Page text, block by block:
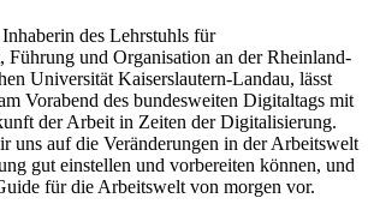
des Lehrstuhls für
Führung und Organisation an der Rheinland-
Universität Kaiserslautern-Landau, lässt
Vorabend des bundesweiten Digitaltags mit
der Arbeit in Zeiten der Digitalisierung.
uns auf die Veränderungen in der Arbeitswelt
gut einstellen und vorbereiten können, und
für die Arbeitswelt von morgen vor.